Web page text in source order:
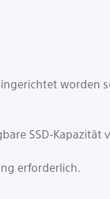
worden
SSD-Kapazität
erforderlich.